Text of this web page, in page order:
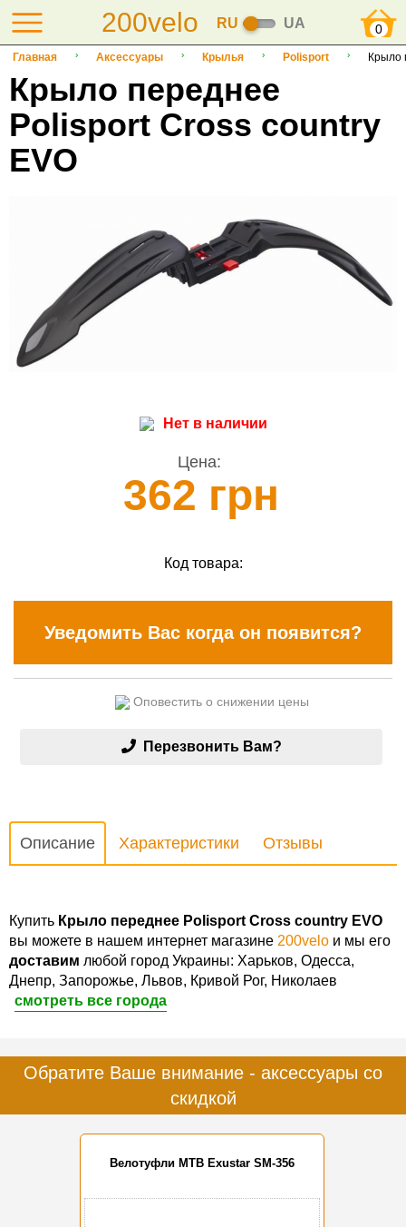
200velo RU UA 0
Главная Аксессуары Крылья Polisport Крыло
Крыло переднее
Polisport Cross country
EVO
Нет в наличии
Цена:
362 грн
Код товара:
Уведомить Вас когда он появится?
Оповестить о снижении цены
Перезвонить Вам?
Описание Характеристики Отзывы
Купить Крыло переднее Polisport Cross country EVO
вы можете в нашем интернет магазине 200velo и мы его
доставим любой город Украины: Харьков, Одесса,
Днепр, Запорожье, Львов, Кривой Рог, Николаев
смотреть все города
Обратите Ваше внимание - аксессуары со
скидкой
Велотуфли MTB Exustar SM-356